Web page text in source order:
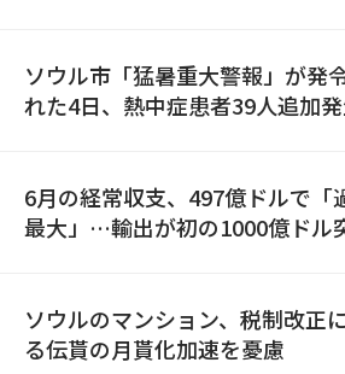
ソウル市「猛暑重大警報」が発
れた4日、熱中症患者39人追加
6月の経常収支、497億ドルで「
最大」…輸出が初の1000億ドル
ソウルのマンション、税制改正
る伝貰の月貰化加速を憂慮